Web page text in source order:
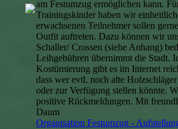
am Festumzug ermöglichen kann.
Trainingskinder haben wir
erwachsenen Teilnehmer sollen
Outfit auftreten. Dazu können wir
Schaller/ Crossen (siehe Anhang)
Leihgebühren übernimmt die Stadt.
Kostümierung gibt es im Internet
dass wer evtl. noch alte
oder zur Verfügung stellen könnte.
positive Rückmeldungen. Mit
Daum
Organisation Festumzug -